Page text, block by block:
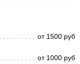
от 1500 руб
от 1000 руб